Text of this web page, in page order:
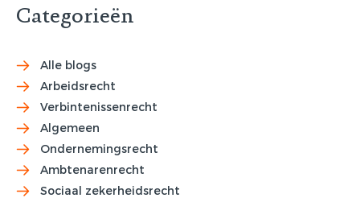
Categorieën
Alle blogs
Arbeidsrecht
Verbintenissenrecht
Algemeen
Ondernemingsrecht
Ambtenarenrecht
Sociaal zekerheidsrecht